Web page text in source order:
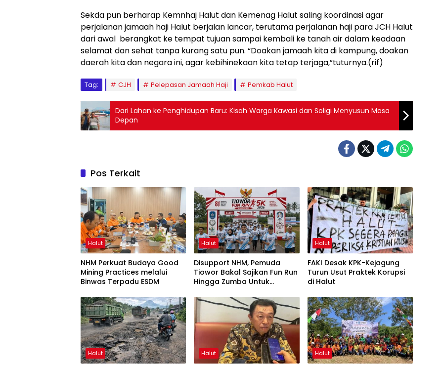
Sekda pun berharap Kemnhaj Halut dan Kemenag Halut saling koordinasi agar
perjalanan jamaah haji Halut berjalan lancar, terutama perjalanan haji para JCH Halut
dari awal berangkat ke tempat tujuan sampai kembali ke tanah air dalam keadaan
selamat dan sehat tanpa kurang satu pun. “Doakan jamaah kita di kampung, doakan
daerah kita dan negara ini, agar kebihinekaan kita tetap terjaga,”tuturnya.(rif)
Tag: CJH Pelepasan Jamaah Haji Pemkab Halut
Dari Lahan ke Penghidupan Baru: Kisah Warga Kawasi dan Soligi Menyusun Masa
Depan
Pos Terkait
Halut
NHM Perkuat Budaya Good
Mining Practices melalui
Binwas Terpadu ESDM
Halut
Disupport NHM, Pemuda
Tiowor Bakal Sajikan Fun Run
Hingga Zumba Untuk
Halut
FAKI Desak KPK-Kejagung
Turun Usut Praktek Korupsi
di Halut
Halut Halut Halut